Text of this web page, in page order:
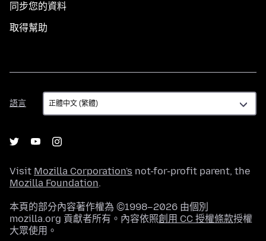
同步您的資料
取得幫助
語言
語
言
Visit Mozilla Corporation's not-for-profit parent, the
Mozilla Foundation.
本頁的部分內容著作權為 ©1998–2026 由個別
mozilla.org 貢獻者所有。內容依照創用 CC 授權條款授權
大眾使用。